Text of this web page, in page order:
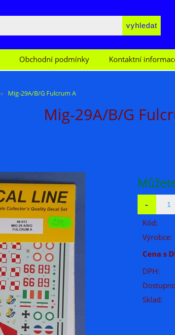
Obchodní podmínky Kontaktní
Mig-29A/B/G Fulcrum A
Mig-29A/B/G
Kód:
Výrobce:
Cena s
DPH:
Sklad: